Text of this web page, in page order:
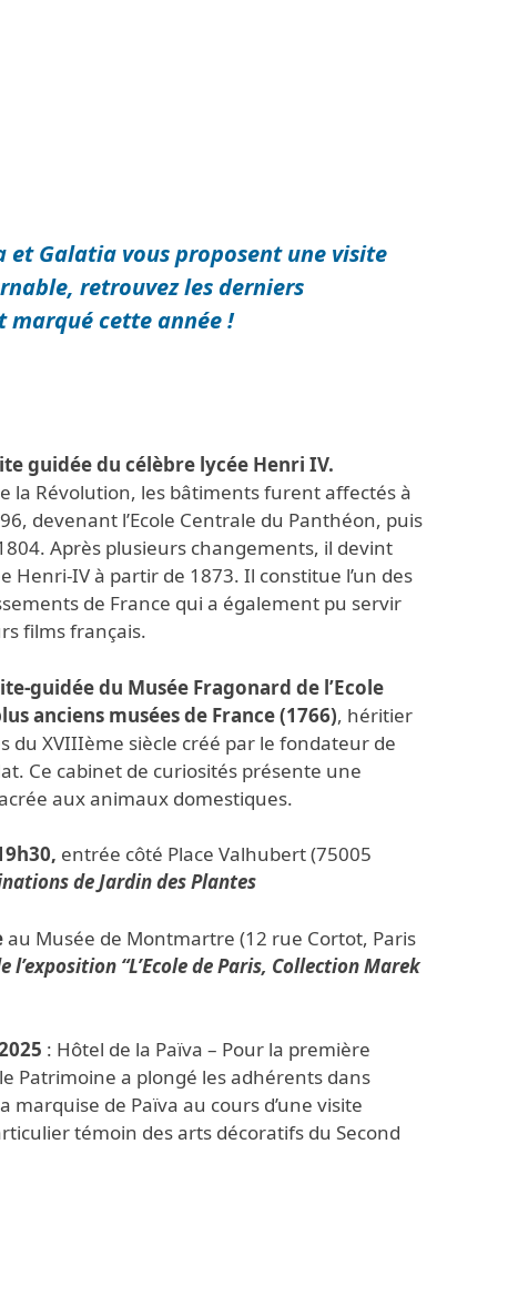
et Galatia vous proposent une visite
retrouvez les derniers
marqué cette année !
guidée du célèbre lycée Henri IV.
la Révolution, les bâtiments furent affectés à
devenant l’Ecole Centrale du Panthéon, puis
Après plusieurs changements, il devint
Henri-IV à partir de 1873. Il constitue l’un des
de France qui a également pu servir
films français.
guidée du Musée Fragonard de l’Ecole
anciens musées de France (1766), héritier
du XVIIIème siècle créé par le fondateur de
Ce cabinet de curiosités présente une
aux animaux domestiques.
entrée côté Place Valhubert (75005
de Jardin des Plantes
au Musée de Montmartre (12 rue Cortot, Paris
l’exposition “L’Ecole de Paris, Collection Marek
: Hôtel de la Païva – Pour la première
Patrimoine a plongé les adhérents dans
marquise de Païva au cours d’une visite
témoin des arts décoratifs du Second